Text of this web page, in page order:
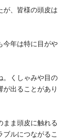
が、皆様の頭皮は
今年は特に目がや
。くしゃみや目の
出ることがあり
まま頭皮に触れる
ルにつながるこ